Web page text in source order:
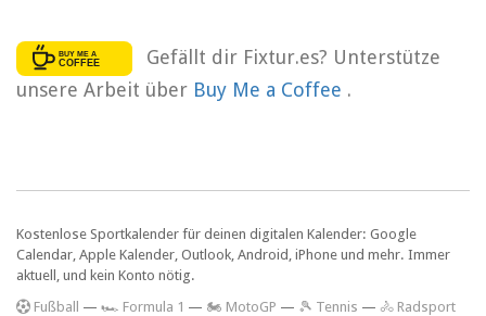
Gefällt dir Fixtur.es? Unterstütze
unsere Arbeit über Buy Me a Coffee .
Kostenlose Sportkalender für deinen digitalen Kalender: Google
Calendar, Apple Kalender, Outlook, Android, iPhone und mehr. Immer
aktuell, und kein Konto nötig.
Fußball — 🏎️ Formula 1 — 🏍 MotoGP — 🎾 Tennis — 🚴 Radsport